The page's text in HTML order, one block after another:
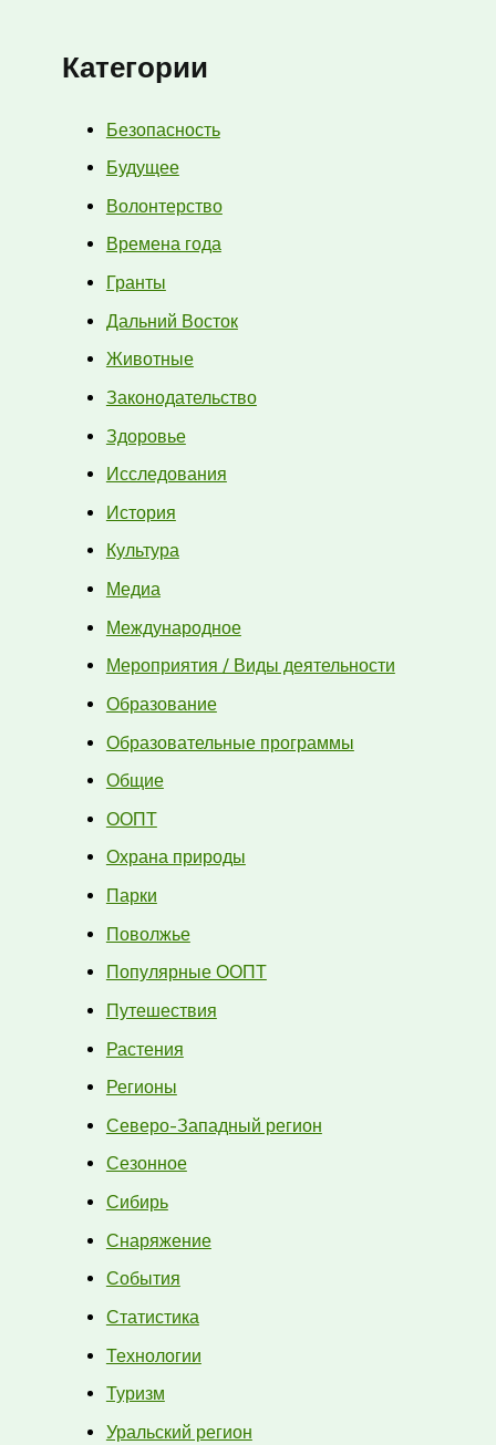
Категории
Безопасность
Будущее
Волонтерство
Времена года
Гранты
Дальний Восток
Животные
Законодательство
Здоровье
Исследования
История
Культура
Медиа
Международное
Мероприятия / Виды деятельности
Образование
Образовательные программы
Общие
ООПТ
Охрана природы
Парки
Поволжье
Популярные ООПТ
Путешествия
Растения
Регионы
Северо-Западный регион
Сезонное
Сибирь
Снаряжение
События
Статистика
Технологии
Туризм
Уральский регион